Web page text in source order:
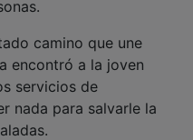
camino que une
encontró a la joven
servicios de
nada para salvarle la